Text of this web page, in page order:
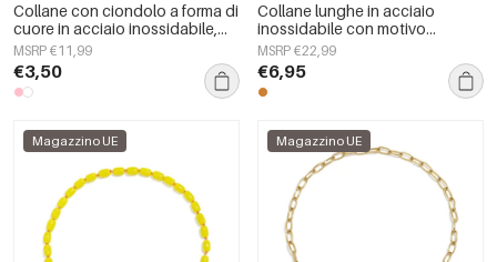
Collane con ciondolo a forma di
cuore in acciaio inossidabile,
serie Simple Daily Simple, gioielli
da donna
MSRP €11,99
€3,50
Collane lunghe in acciaio
inossidabile con motivo
animale, serie semplice per tutti i
giorni, gioielli da donna
MSRP €22,99
€6,95
Magazzino UE Magazzino UE